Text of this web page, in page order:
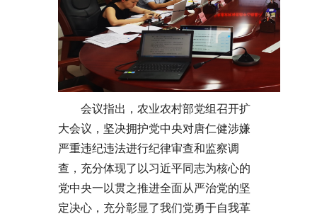
会议指出，农业农村部党组召开扩
大会议，坚决拥护党中央对唐仁健涉嫌
严重违纪违法进行纪律审查和监察调
查，充分体现了以习近平同志为核心的
党中央一以贯之推进全面从严治党的坚
定决心，充分彰显了我们党勇于自我革